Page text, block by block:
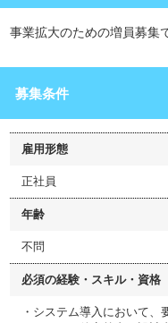
事業拡大のための増員募集
募集条件
雇用形態
正社員
年齢
不問
必須の経験・スキル・資格
・システム導入において